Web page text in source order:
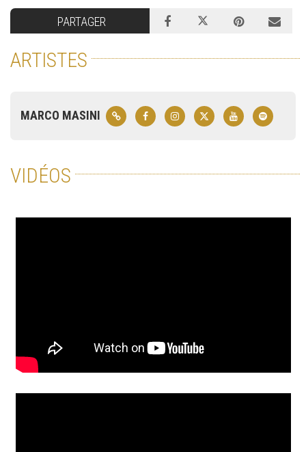
PARTAGER
ARTISTES
MARCO MASINI
VIDÉOS